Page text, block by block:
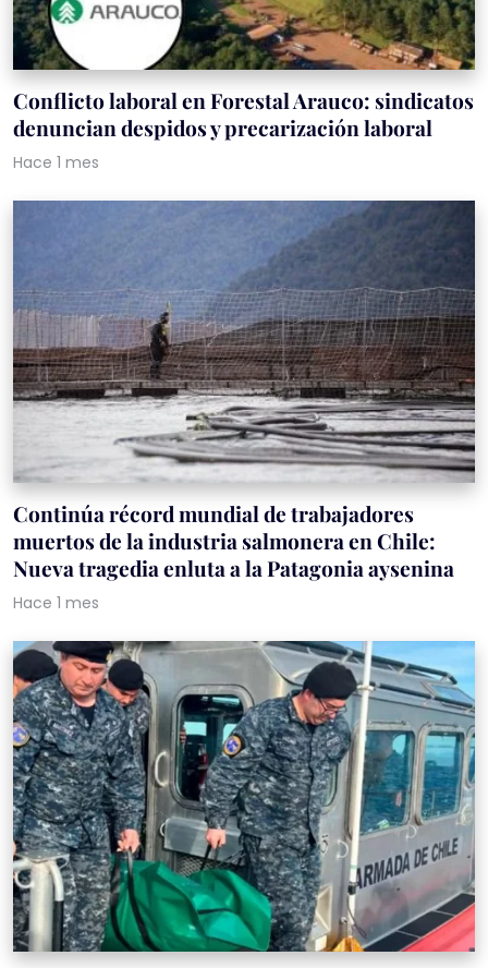
Conflicto laboral en Forestal Arauco: sindicatos
denuncian despidos y precarización laboral
Hace 1 mes
Continúa récord mundial de trabajadores
muertos de la industria salmonera en Chile:
Nueva tragedia enluta a la Patagonia aysenina
Hace 1 mes